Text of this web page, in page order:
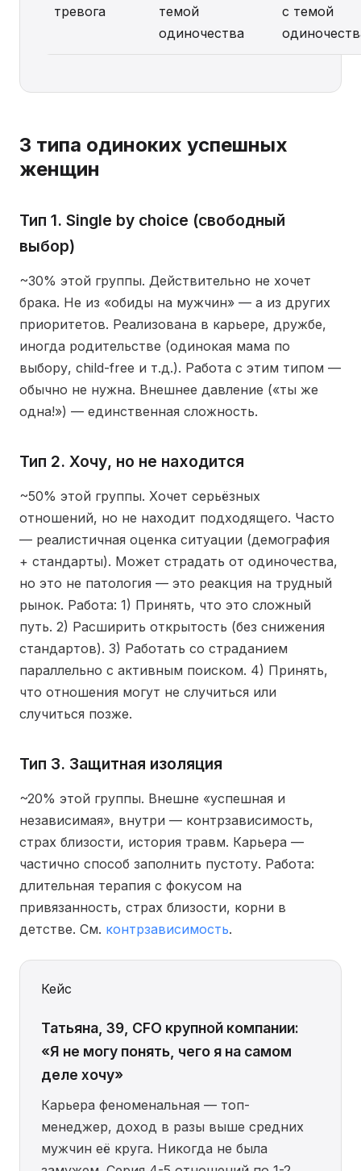
тревога
темой
одиночества
с темой
3 типа одиноких успешных
женщин
Тип 1. Single by choice (свободный
выбор)
~30% этой группы. Действительно не хочет
брака. Не из «обиды на мужчин» — а из других
приоритетов. Реализована в карьере, дружбе,
иногда родительстве (одинокая мама по
выбору, child-free и т.д.). Работа с этим типом —
обычно не нужна. Внешнее давление («ты же
одна!») — единственная сложность.
Тип 2. Хочу, но не находится
~50% этой группы. Хочет серьёзных
отношений, но не находит подходящего. Часто
— реалистичная оценка ситуации (демография
+ стандарты). Может страдать от одиночества,
но это не патология — это реакция на трудный
рынок. Работа: 1) Принять, что это сложный
путь. 2) Расширить открытость (без снижения
стандартов). 3) Работать со страданием
параллельно с активным поиском. 4) Принять,
что отношения могут не случиться или
случиться позже.
Тип 3. Защитная изоляция
~20% этой группы. Внешне «успешная и
независимая», внутри — контрзависимость,
страх близости, история травм. Карьера —
частично способ заполнить пустоту. Работа:
длительная терапия с фокусом на
привязанность, страх близости, корни в
детстве. См. контрзависимость.
Кейс
Татьяна, 39, CFO крупной компании:
«Я не могу понять, чего я на самом
деле хочу»
Карьера феноменальная — топ-
менеджер, доход в разы выше средних
мужчин её круга. Никогда не была